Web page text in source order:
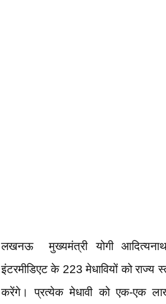
लखनऊ मुख्यमंत्री योगी आदित्यनाथ
इंटरमीडिएट के 223 मेधावियों को राज्य
करेंगे। प्रत्येक मेधावी को एक-एक